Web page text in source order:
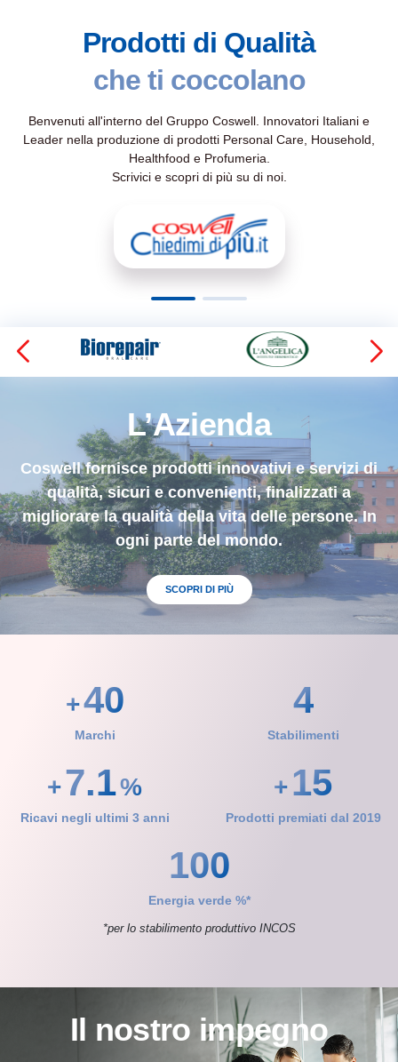
Prodotti di Qualità
che ti coccolano
Benvenuti all'interno del Gruppo Coswell. Innovatori Italiani e
Leader nella produzione di prodotti Personal Care, Household,
Healthfood e Profumeria.
Scrivici e scopri di più su di noi.
L’Azienda
Coswell fornisce prodotti innovativi e servizi di
qualità,sicuri e convenienti, finalizzati a
migliorare la qualità dellavita delle persone. In
ogni parte del mondo.
SCOPRI DI PIÙ
+40
Marchi
4
Stabilimenti
100
Energia verde %*
+7.1%
Ricavi negli ultimi 3 anni
+15
Prodotti premiati dal 2019
*per lo stabilimento produttivo INCOS
Il nostro impegno